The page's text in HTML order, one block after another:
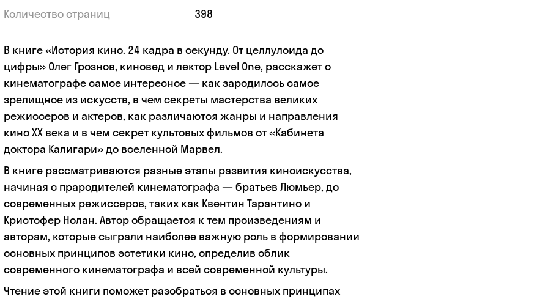
Количество страниц
398
В книге «История кино. 24 кадра в секунду. От целлулоида до
цифры» Олег Грознов, киновед и лектор Level One, расскажет о
кинематографе самое интересное — как зародилось самое
зрелищное из искусств, в чем секреты мастерства великих
режиссеров и актеров, как различаются жанры и направления
кино ХХ века и в чем секрет культовых фильмов от «Кабинета
доктора Калигари» до вселенной Марвел.
В книге рассматриваются разные этапы развития киноискусства,
начиная с прародителей кинематографа — братьев Люмьер, до
современных режиссеров, таких как Квентин Тарантино и
Кристофер Нолан. Автор обращается к тем произведениям и
авторам, которые сыграли наиболее важную роль в формировании
основных принципов эстетики кино, определив облик
современного кинематографа и всей современной культуры.
Чтение этой книги поможет разобраться в основных принципах